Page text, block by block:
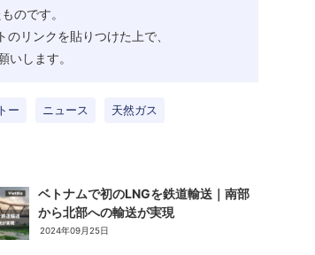
のです。
リンクを貼りつけた上で、
します。
ー ニュース 天然ガス
ベトナムで初のLNGを鉄道輸送｜南部
から北部への輸送が実現
2024年09月25日